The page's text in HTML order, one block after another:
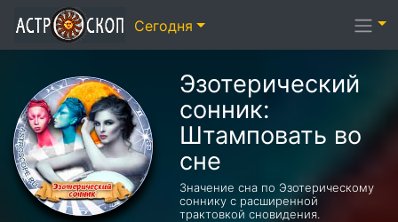
Эзотерический
cонник:
Штамповать во
сне
Значение сна по Эзотерическому
соннику с расширенной
трактовкой сновидения.
Сегодня